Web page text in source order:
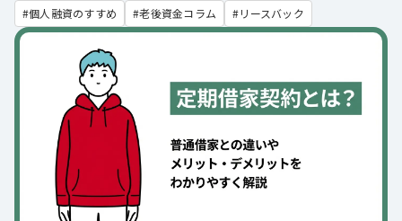
個人融資のすすめ
老後資金コラム リースバック